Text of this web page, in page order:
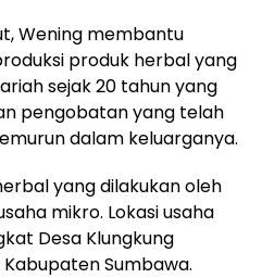
Wening membantu
produk herbal yang
sejak 20 tahun yang
pengobatan yang telah
dalam keluarganya.
yang dilakukan oleh
mikro. Lokasi usaha
Desa Klungkung
Sumbawa.